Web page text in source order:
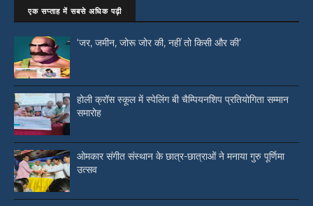
एक सप्ताह में सबसे अधिक पढ़ी
‘जर, जमीन, जोरू जोर की, नहीं तो किसी और की’
होली क्रॉस स्कूल में स्पेलिंग बी चैम्पियनशिप प्रतियोगिता सम्मान
समारोह
ओमकार संगीत संस्थान के छात्र-छात्राओं ने मनाया गुरु पूर्णिमा
उत्सव